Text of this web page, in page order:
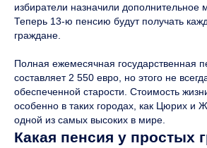
избиратели назначили дополнительное
Теперь 13-ю пенсию будут получать
граждане.
Полная ежемесячная государственная
составляет 2 550 евро, но этого не
обеспеченной старости. Стоимость
особенно в таких городах, как Цюрих и
одной из самых высоких в мире.
Какая пенсия у простых